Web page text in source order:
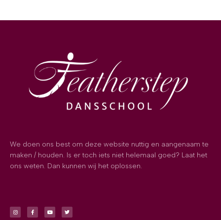
We doen ons best om deze website nuttig en aangenaam te
maken / houden. Is er toch iets niet helemaal goed? Laat het
ons weten. Dan kunnen wij het oplossen.